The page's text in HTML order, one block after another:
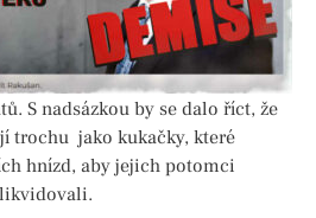
S nadsázkou by se dalo říct, že
trochu jako kukačky, které
hnízd, aby jejich potomci